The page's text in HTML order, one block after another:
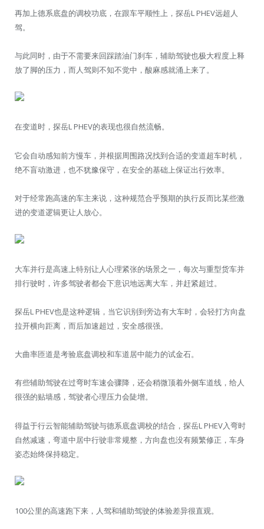
再加上德系底盘的调校功底，在跟车平顺性上，探岳L PHEV远超人
驾。
与此同时，由于不需要来回踩踏油门刹车，辅助驾驶也极大程度上释
放了脚的压力，而人驾则不知不觉中，酸麻感就涌上来了。
在变道时，探岳L PHEV的表现也很自然流畅。
它会自动感知前方慢车，并根据周围路况找到合适的变道超车时机，
绝不盲动激进，也不犹豫保守，在安全的基础上保证出行效率。
对于经常跑高速的车主来说，这种规范合乎预期的执行反而比某些激
进的变道逻辑更让人放心。
大车并行是高速上特别让人心理紧张的场景之一，每次与重型货车并
排行驶时，许多驾驶者都会下意识地远离大车，并赶紧超过。
探岳L PHEV也是这种逻辑，当它识别到旁边有大车时，会轻打方向盘
拉开横向距离，而后加速超过，安全感很强。
大曲率匝道是考验底盘调校和车道居中能力的试金石。
有些辅助驾驶在过弯时车速会骤降，还会稍微顶着外侧车道线，给人
很强的贴墙感，驾驶者心理压力会陡增。
得益于行云智能辅助驾驶与德系底盘调校的结合，探岳L PHEV入弯时
自然减速，弯道中居中行驶非常规整，方向盘也没有频繁修正，车身
姿态始终保持稳定。
100公里的高速跑下来，人驾和辅助驾驶的体验差异很直观。